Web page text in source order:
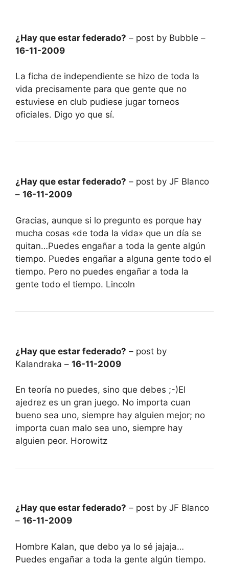
¿Hay que estar federado? – post by Bubble –
16-11-2009
La ficha de independiente se hizo de toda la
vida precisamente para que gente que no
estuviese en club pudiese jugar torneos
oficiales. Digo yo que sí.
¿Hay que estar federado? – post by JF Blanco
– 16-11-2009
Gracias, aunque si lo pregunto es porque hay
mucha cosas «de toda la vida» que un día se
quitan…Puedes engañar a toda la gente algún
tiempo. Puedes engañar a alguna gente todo el
tiempo. Pero no puedes engañar a toda la
gente todo el tiempo. Lincoln
¿Hay que estar federado? – post by
Kalandraka – 16-11-2009
En teoría no puedes, sino que debes ;-)El
ajedrez es un gran juego. No importa cuan
bueno sea uno, siempre hay alguien mejor; no
importa cuan malo sea uno, siempre hay
alguien peor. Horowitz
¿Hay que estar federado? – post by JF Blanco
– 16-11-2009
Hombre Kalan, que debo ya lo sé jajaja…
Puedes engañar a toda la gente algún tiempo.